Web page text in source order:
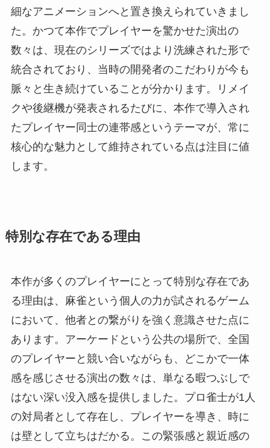
細なアニメーションへと置き換えられていきまし
た。かつて本作でプレイヤーを驚かせた演出の
数々は、現在のシリーズではより洗練された形で
統合されており、当時の開発者のこだわりが今も
脈々と生き続けていることが分かります。リメイ
クや後継機が発表されるたびに、本作で導入され
たプレイヤー同士の連帯感というテーマが、常に
核心的な魅力として維持されている点は注目に値
します。
特別な存在である理由
本作が多くのプレイヤーにとって特別な存在であ
る理由は、麻雀という個人の力が試されるゲーム
において、他者との繋がりを強く意識させた点に
あります。アーケードという公共の場所で、全国
のプレイヤーと競い合いながらも、どこかで一体
感を感じさせる演出の数々は、単なる暇つぶしで
はない深い没入感を提供しました。プロ雀士が1人
の対局者として存在し、プレイヤーを導き、時に
は壁として立ちはだかる。この緊張感と親近感の